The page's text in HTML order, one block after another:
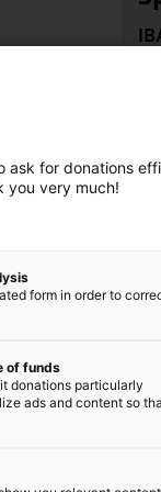
ask for donations
you very much!
form in order to
of funds
donations particularly
ads and content so